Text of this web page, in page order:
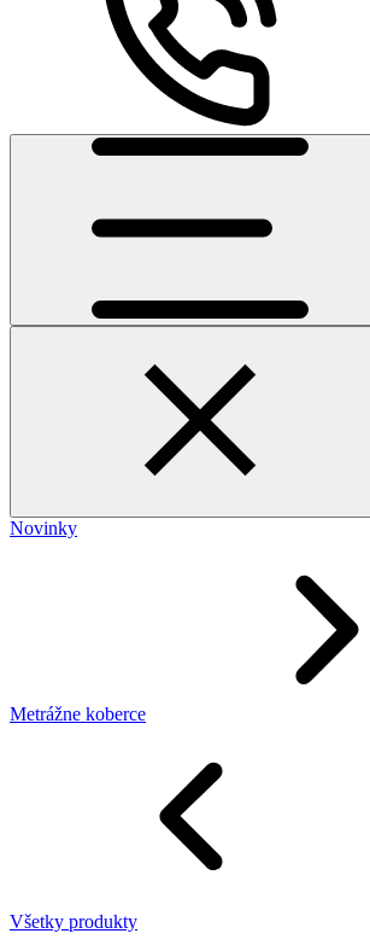
Novinky
Metrážne koberce
Všetky produkty